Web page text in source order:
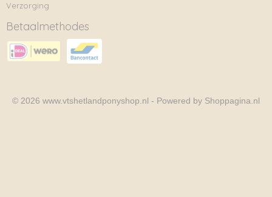
Verzorging
Betaalmethodes
© 2026 www.vtshetlandponyshop.nl - Powered by Shoppagina.nl